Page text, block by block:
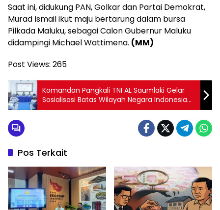
Saat ini, didukung PAN, Golkar dan Partai Demokrat,
Murad Ismail ikut maju bertarung dalam bursa
Pilkada Maluku, sebagai Calon Gubernur Maluku
didampingi Michael Wattimena. (MM)
Post Views: 265
Komandan Pangkali TNI AL Saumlaki Gelar
Sosialisasi Batas Wilayah Negara Indonesia
dan Australia
Pos Terkait